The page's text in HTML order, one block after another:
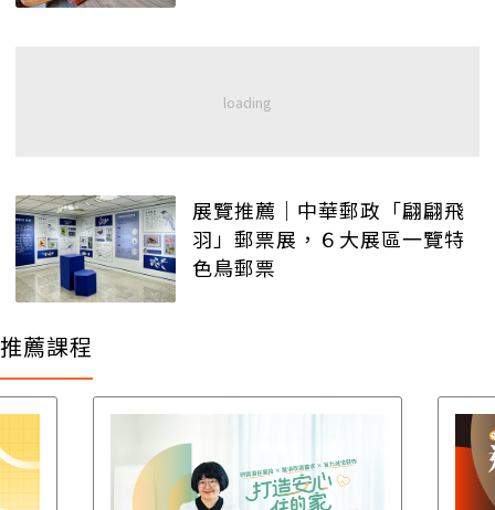
展覽推薦│中華郵政「翩翩飛
羽」郵票展，６大展區一覽特
色鳥郵票
推薦課程